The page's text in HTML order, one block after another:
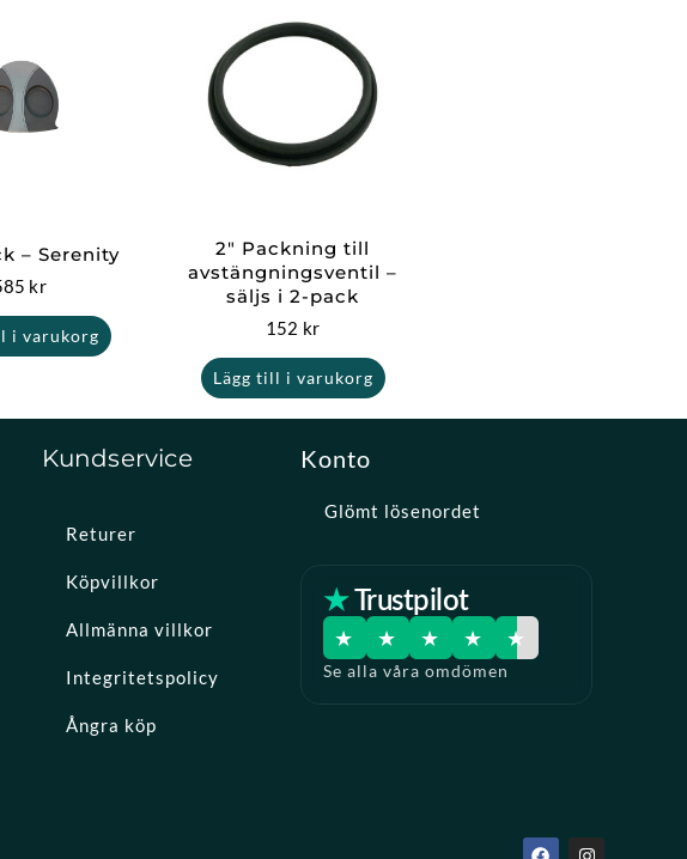
– Serenity
kr
i varukorg
2″ Packning till
avstängningsventil –
säljs i 2-pack
152 kr
Lägg till i varukorg
Kundservice
Returer
Köpvillkor
Allmänna villkor
Integritetspolicy
Ångra köp
Konto
Glömt lösenordet
★ Trustpilot
★ ★ ★ ★ ★
Se alla våra omdömen
F
I